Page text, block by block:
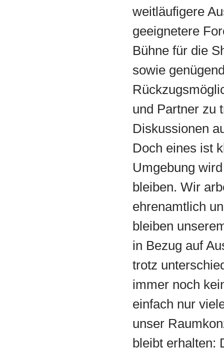
weitläufigere
geeignetere
Bühne für die
sowie
und Partner zu
Diskussionen
Doch eines ist
Umgebung
bleiben. Wir
ehrenamtlich
bleiben
in Bezug auf
trotz
immer noch
einfach nur
unser
bleibt erhalten: